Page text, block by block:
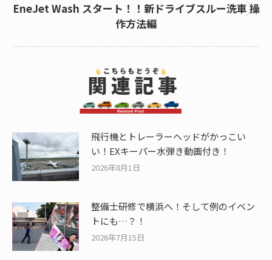
Next
post:
EneJet Wash スタート！！新ドライブスルー洗車 操
作方法編
飛行機とトレーラーヘッドがかっこい
い！EXキーパー水弾き動画付き！
2026年8月1日
整備士研修で横浜へ！そして例のイベン
トにも…？！
2026年7月15日